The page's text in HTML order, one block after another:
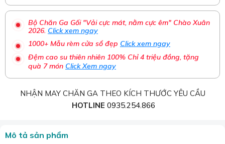
Bộ Chăn Ga Gối "Vải cực mát, nằm cực êm" Chào Xuân
2026. Click xem ngay
1000+ Mẫu rèm cửa sổ đẹp Click xem ngay
Đệm cao su thiên nhiên 100% Chỉ 4 triệu đồng, tặng
quà 7 món Click Xem ngay
NHẬN MAY CHĂN GA THEO KÍCH THƯỚC YÊU CẦU
HOTLINE 0935.254.866
Mô tả sản phẩm